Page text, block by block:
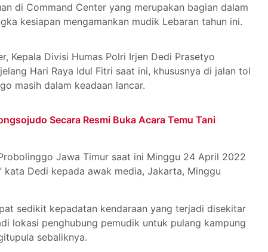
di Command Center yang merupakan bagian dalam
kesiapan mengamankan mudik Lebaran tahun ini.
Kepala Divisi Humas Polri Irjen Dedi Prasetyo
Hari Raya Idul Fitri saat ini, khususnya di jalan tol
masih dalam keadaan lancar.
Secara Resmi Buka Acara Temu Tani
Jawa Timur saat ini Minggu 24 April 2022
kata Dedi kepada awak media, Jakarta, Minggu
sedikit kepadatan kendaraan yang terjadi disekitar
lokasi penghubung pemudik untuk pulang kampung
sebaliknya.